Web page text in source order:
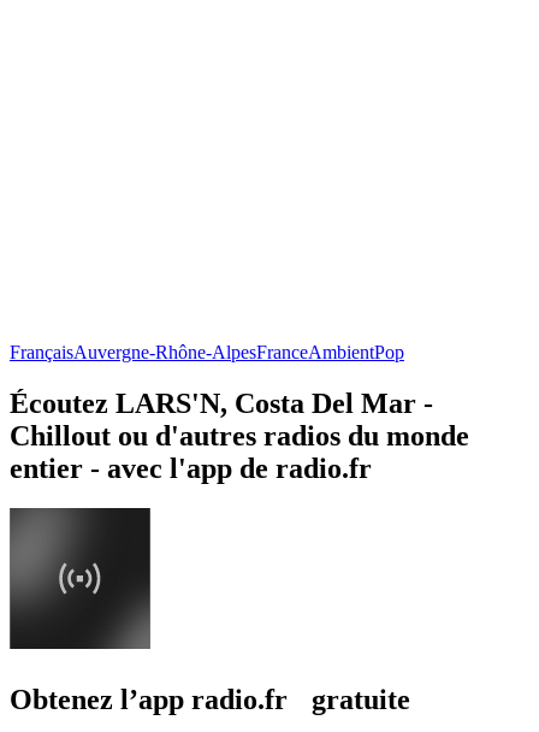
FrançaisAuvergne-Rhône-AlpesFranceAmbientPop
Écoutez LARS'N, Costa Del Mar -
Chillout ou d'autres radios du monde
entier - avec l'app de radio.fr
Obtenez l’app radio.fr gratuite